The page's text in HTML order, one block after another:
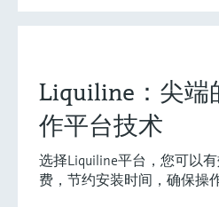
Liquiline：尖端
作平台技术
选择Liquiline平台，您可以
费，节约安装时间，确保操
(0) E Extended选型 (4) 当
创新技术助力工艺流
程优化